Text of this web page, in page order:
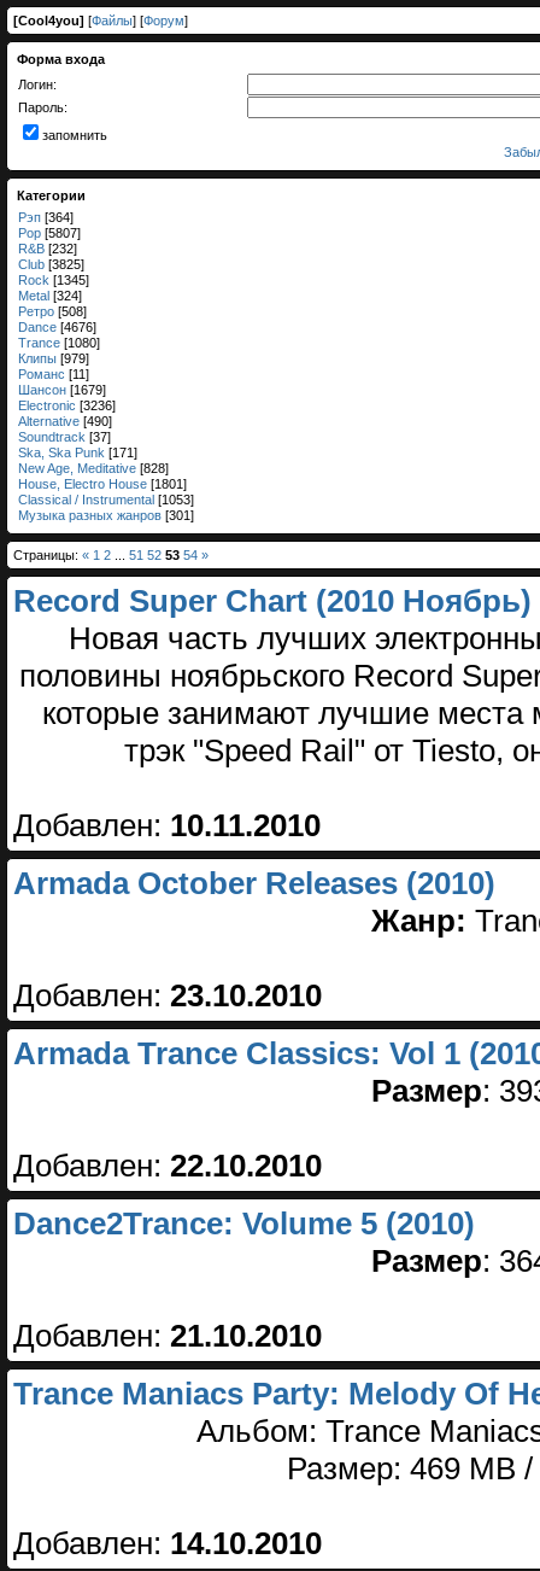
[Cool4you] [Файлы] [Форум]
Форма входа
Логин:
Пароль:
запомнить
Категории
Рэп [364]
Pop [5807]
R&B [232]
Club [3825]
Rock [1345]
Metal [324]
Ретро [508]
Dance [4676]
Trance [1080]
Клипы [979]
Романс [11]
Шансон [1679]
Electronic [3236]
Alternative [490]
Soundtrack [37]
Ska, Ska Punk [171]
New Age, Meditative [828]
House, Electro House [1801]
Classical / Instrumental [1053]
Музыка разных жанров [301]
Страницы: « 1 2 51 52 53 54 »
Record Super Chart (2010 Ноябрь)
Новая часть лучших
половины ноябрьского Record
которые занимают лучшие места
трэк "Speed Rail" от Tiesto,
Добавлен: 10.11.2010
Armada October Releases (2010)
Жанр:
Добавлен: 23.10.2010
Armada Trance Classics: Vol 1
Размер:
Добавлен: 22.10.2010
Dance2Trance: Volume 5 (2010)
Размер:
Добавлен: 21.10.2010
Trance Maniacs Party: Melody Of
Альбом: Trance
Размер: 469 MB
Добавлен: 14.10.2010